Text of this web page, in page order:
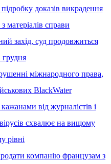
доказів викрадення
справи
захід, суд продовжиться
грудня
міжнародного права,
BlackWater
від журналістів і
схвалює на вищому
рівні
компанію французам з